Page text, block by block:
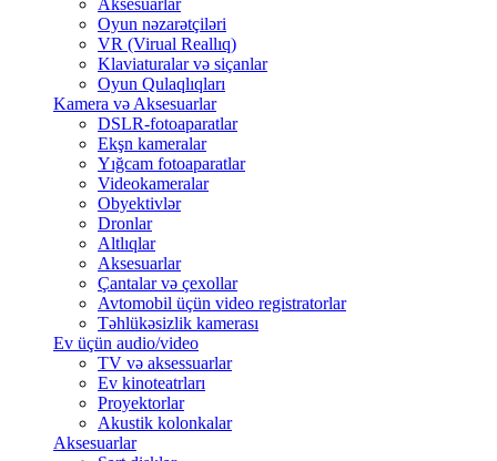
Aksesuarlar
Oyun nəzarətçiləri
VR (Virual Reallıq)
Klaviaturalar və siçanlar
Oyun Qulaqlıqları
Kamera və Aksesuarlar
DSLR-fotoaparatlar
Ekşn kameralar
Yığcam fotoaparatlar
Videokameralar
Obyektivlər
Dronlar
Altlıqlar
Aksesuarlar
Çantalar və çexollar
Avtomobil üçün video registratorlar
Təhlükəsizlik kamerası
Ev üçün audio/video
TV və aksessuarlar
Ev kinoteatrları
Proyektorlar
Akustik kolonkalar
Aksesuarlar